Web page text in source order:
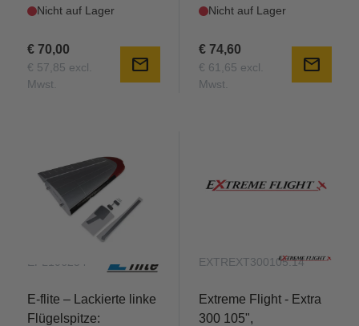
Nicht auf Lager
€ 70,00
€ 57,85 excl.
Mwst.
mail
Nicht auf Lager
€ 74,60
€ 61,65 excl.
Mwst.
mail
EFL106254
E-flite – Lackierte linke
Flügelspitze:
EXTREXT300105.14
Extreme Flight - Extra
300 105",